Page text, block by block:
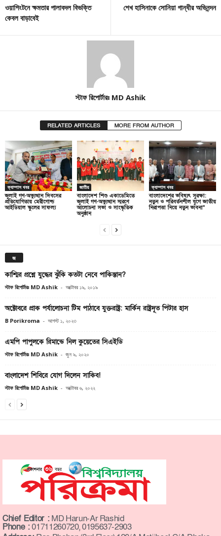
ওয়াশিংটনে ক্ষমতার পালাবদল বিভক্তি
কেবল বাড়াবেই
শেখ হাসিনাকে সোনিয়া গান্ধীর অভিনন্দন
স্টাফ রিপোর্টারঃ MD Ashik
RELATED ARTICLES MORE FROM AUTHOR
ক্যাম্পাস খবর
জুলাই গণ-অভ্যুত্থান দিবসের
প্রতিযোগিতায় মেরীগোল্ড
আইডিয়াল স্কুলের সাফল্য
জাতীয়
বাংলাদেশ শিশু একাডেমিতে
জুলাই গণ-অভ্যুত্থান স্মরণে
আলোচনা সভা ও সাংস্কৃতিক
অনুষ্ঠান
ক্যাম্পাস খবর
বাংলাদেশের ভবিষ্যৎ সুরক্ষা:
নতুন ও পরিবর্তনশীল যুগে জাতীয়
নিরাপত্তা নিয়ে নতুন ভাবনা”
জ
কাশ্মির প্রশ্নে যুদ্ধের ঝুঁকি কতটা নেবে পাকিস্তান?
স্টাফ রিপোর্টারঃ MD Ashik - অক্টোবর ১৯, ২০১৯
অক্টোবরে প্রাক পর্যালোচনা টিম পাঠাবে যুক্তরাষ্ট্র: মার্কিন রাষ্ট্রদূত পিটার হাস
B Porikroma - আগস্ট ১, ২০২৩
এমপি পাপুলকে রিমান্ডে নিল কুয়েতের সিএইডি
স্টাফ রিপোর্টারঃ MD Ashik - জুন ৯, ২০২০
বাংলাদেশ শিবিরে যোগ দিলেন সাকিব!
স্টাফ রিপোর্টারঃ MD Ashik - অক্টোবর ৬, ২০২২
Chief Editor : MD Harun-Ar Rashid
Phone :01711260720, 0195637-2903